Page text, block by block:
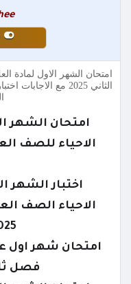
امتحان الشهر الاول لمادة
الثاني 2025 مع
امتحان الشهر
اختبار الشهر
الاحياء الصف
2025 مع
امتحان شهر اول
فصل ثاني 2025